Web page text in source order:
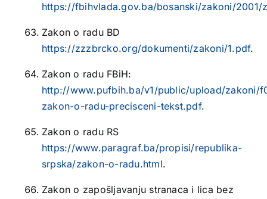
https://fbihvlada.gov.ba/bosanski/zakoni/2001/
Zakon o radu BD
https://zzzbrcko.org/dokumenti/zakoni/1.pdf.
Zakon o radu FBiH:
http://www.pufbih.ba/v1/public/upload/zakoni/
zakon-o-radu-precisceni-tekst.pdf.
Zakon o radu RS
https://www.paragraf.ba/propisi/republika-
srpska/zakon-o-radu.html.
Zakon o zapošljavanju stranaca i lica bez